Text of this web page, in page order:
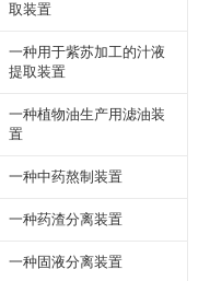
取装置
一种用于紫苏加工的汁液
提取装置
一种植物油生产用滤油装
置
一种中药熬制装置
一种药渣分离装置
一种固液分离装置